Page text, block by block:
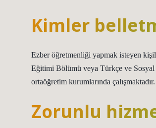
Kimler
Ezber öğretmenliği yapmak isteyen
Eğitimi Bölümü veya Türkçe ve
ortaöğretim kurumlarında çalışmaktadır.
Zorunlu